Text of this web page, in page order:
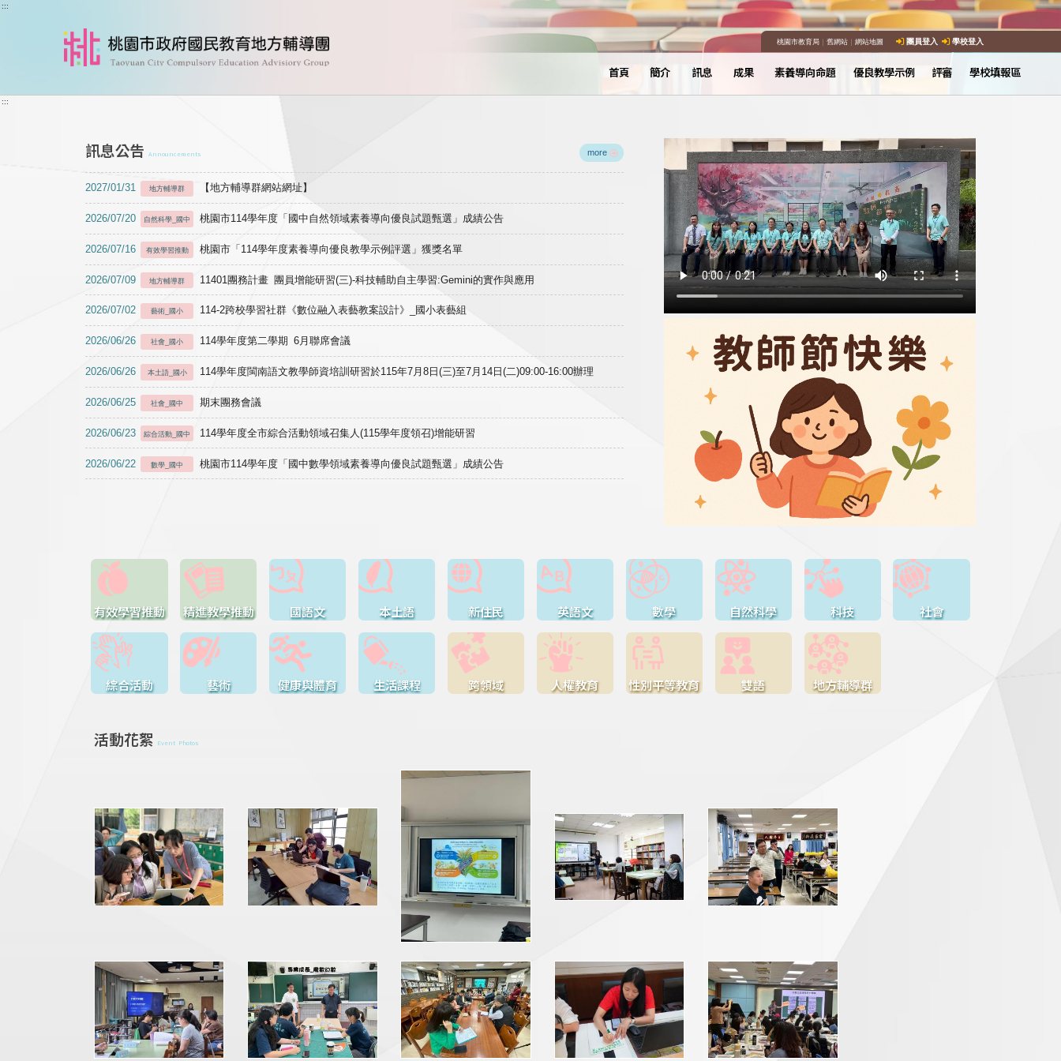
跳到主要內容
:::
桃園市教育局｜ 舊網站｜ 網站地圖 團員登入 學校登入
首頁 簡介 訊息 成果 素養導向命題 優良教學示例 評審 學校填報區
:::
訊息公告 Announcements more
2027/01/31 地方輔導群 【地方輔導群網站網址】
2026/07/20 自然科學_國中 桃園市114學年度「國中自然領域素養導向優良試題甄選」成績公告
2026/07/16 有效學習推動 桃園市「114學年度素養導向優良教學示例評選」獲獎名單
2026/07/09 地方輔導群 11401團務計畫 團員增能研習(三)-科技輔助自主學習:Gemini的實作與應用
2026/07/02 藝術_國小 114-2跨校學習社群《數位融入表藝教案設計》_國小表藝組
2026/06/26 社會_國小 114學年度第二學期 6月聯席會議
2026/06/26 本土語_國小 114學年度閩南語文教學師資培訓研習於115年7月8日(三)至7月14日(二)09:00-16:00辦理
2026/06/25 社會_國中 期末團務會議
2026/06/23 綜合活動_國中 114學年度全市綜合活動領域召集人(115學年度領召)增能研習
2026/06/22 數學_國中 桃園市114學年度「國中數學領域素養導向優良試題甄選」成績公告
有效學習推動 精進教學推動 國語文 本土語 新住民 英語文 數學 自然科學 科技 社會
綜合活動 藝術 健康與體育 生活課程 跨領域 人權教育 性別平等教育 雙語 地方輔導群
活動花絮 Event Photos